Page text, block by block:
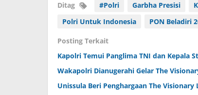
Ditag #Polri Garbha Presisi
Polri Untuk Indonesia
PON Beladiri
Posting Terkait
Kapolri Temui Panglima TNI dan Kepala
Wakapolri Dianugerahi Gelar The
Unissula Beri Penghargaan The